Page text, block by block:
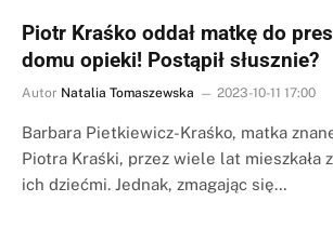
Piotr Kraśko oddał matkę do
domu opieki! Postąpił słusznie?
Autor Natalia Tomaszewska 2023-10-11 17:00
Barbara Pietkiewicz-Kraśko, matka
Piotra Kraśki, przez wiele lat mieszkała
ich dziećmi. Jednak, zmagając się…